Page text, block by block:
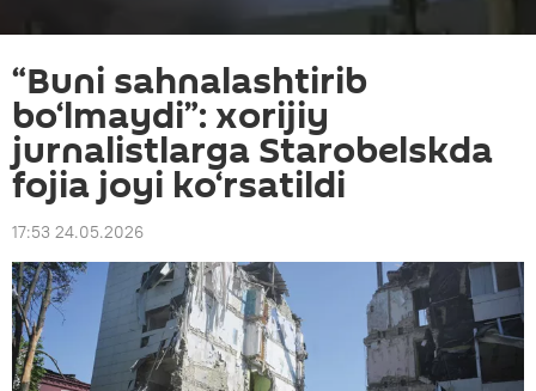
“Buni sahnalashtirib
bo‘lmaydi”: xorijiy
jurnalistlarga Starobelskda
fojia joyi ko‘rsatildi
17:53 24.05.2026